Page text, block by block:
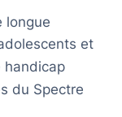
longue
et
handicap
du Spectre